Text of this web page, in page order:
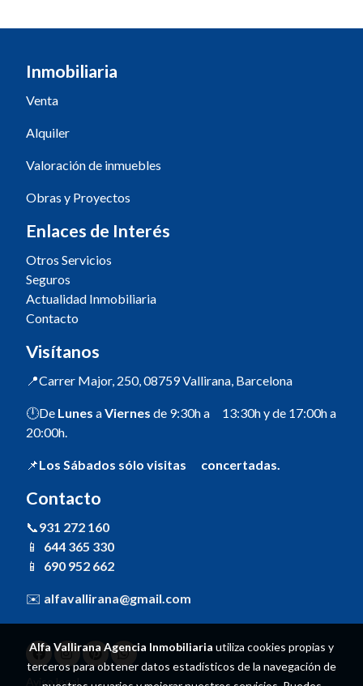
Inmobiliaria
Venta
Alquiler
Valoración de inmuebles
Obras y Proyectos
Enlaces de Interés
Otros Servicios
Seguros
Actualidad Inmobiliaria
Contacto
Visítanos
📍Carrer Major, 250, 08759 Vallirana, Barcelona
🕛De Lunes aViernes de 9:30h a 13:30h y de 17:00h a
20:00h.
📌Los Sábados sólo visitas concertadas.
Contacto
📞931 272 160
📱 644 365 330
📱 690 952 662
✉️ alfavallirana@gmail.com
Aviso legal
Alfa Vallirana Agencia Inmobiliaria utiliza cookies propias y
terceros para obtener datos estadísticos de la navegación de